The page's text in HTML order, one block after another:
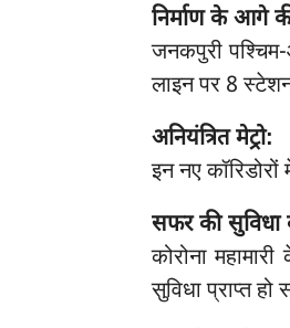
निर्माण के आगे
जनकपुरी
लाइन पर 8
अनियंत्रित मेट्रो:
इन नए
सफर की सुविधा
कोरोना
सुविधा प्राप्त हो